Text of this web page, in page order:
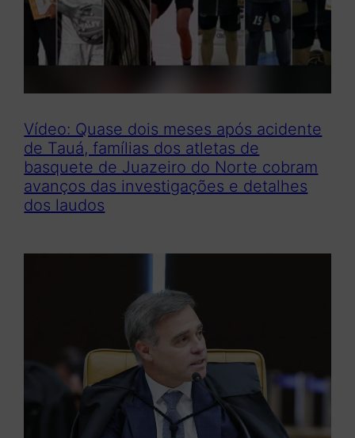
Vídeo: Quase dois meses após acidente
de Tauá, famílias dos atletas de
basquete de Juazeiro do Norte cobram
avanços das investigações e detalhes
dos laudos